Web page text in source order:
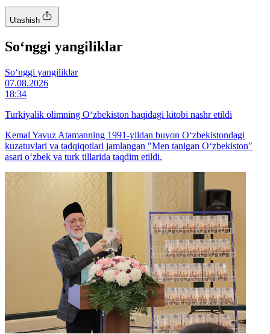
Ulashish
So‘nggi yangiliklar
So‘nggi yangiliklar
07.08.2026
18:34
Turkiyalik olimning O‘zbekiston haqidagi kitobi nashr etildi
Kemal Yavuz Atamanning 1991-yildan buyon O‘zbekistondagi
kuzatuvlari va tadqiqotlari jamlangan "Men tanigan O‘zbekiston"
asari o‘zbek va turk tillarida taqdim etildi.